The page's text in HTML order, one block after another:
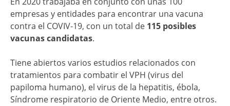
empresas y entidades para encontrar una vacuna
contra el COVIV-19, con un total de 115 posibles
vacunas candidatas.
Tiene abiertos varios estudios relacionados con
tratamientos para combatir el VPH (virus del
papiloma humano), el virus de la hepatitis, ébola,
Síndrome respiratorio de Oriente Medio, entre otros.